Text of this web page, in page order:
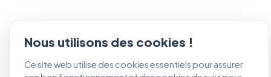
Nous utilisons des cookies !
Ce site web utilise des cookies essentiels pour assurer